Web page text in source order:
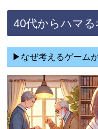
40代からハマ
▶なぜ考えるゲーム